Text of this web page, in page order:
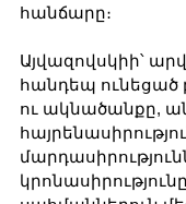
հանճարը։
Այվազովսկիի՝
հանդեպ ունեցած
ու ակնածանքը,